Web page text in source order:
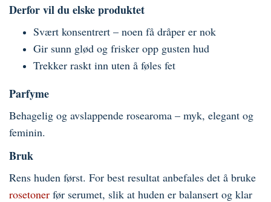
Derfor vil du elske produktet
Svært konsentrert – noen få dråper er nok
Gir sunn glød og frisker opp gusten hud
Trekker raskt inn uten å føles fet
Parfyme
Behagelig og avslappende rosearoma – myk, elegant og
feminin.
Bruk
Rens huden først. For best resultat anbefales det å bruke
rosetoner før serumet, slik at huden er balansert og klar